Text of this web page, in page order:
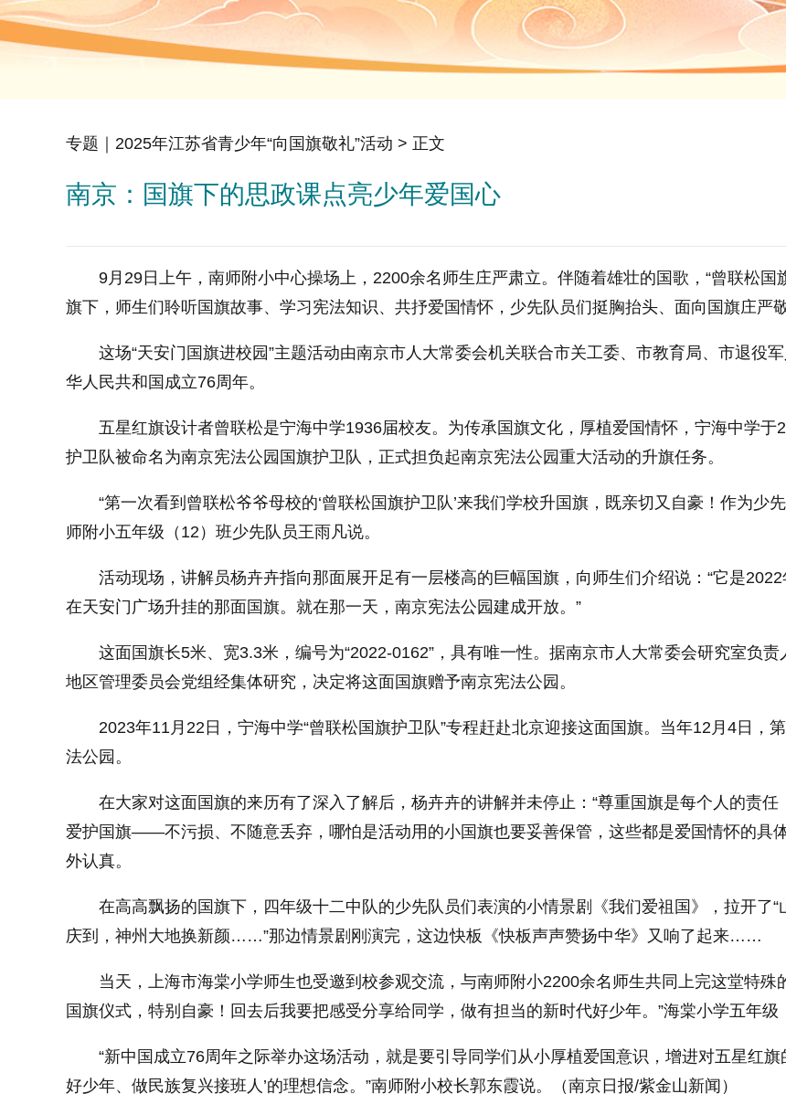
专题｜2025年江苏省青少年“向国旗敬礼”活动 > 正文
南京：国旗下的思政课点亮少年爱国心
9月29日上午，南师附小中心操场上，2200余名师生庄严肃立。伴随着雄壮的国歌，“曾联松
旗下，师生们聆听国旗故事、学习宪法知识、共抒爱国情怀，少先队员们挺胸抬头、面向国旗庄严敬
这场“天安门国旗进校园”主题活动由南京市人大常委会机关联合市关工委、市教育局、市退役
华人民共和国成立76周年。
五星红旗设计者曾联松是宁海中学1936届校友。为传承国旗文化，厚植爱国情怀，宁海中学于
护卫队被命名为南京宪法公园国旗护卫队，正式担负起南京宪法公园重大活动的升旗任务。
“第一次看到曾联松爷爷母校的‘曾联松国旗护卫队’来我们学校升国旗，既亲切又自豪！作为少
师附小五年级（12）班少先队员王雨凡说。
活动现场，讲解员杨卉卉指向那面展开足有一层楼高的巨幅国旗，向师生们介绍说：“它是
在天安门广场升挂的那面国旗。就在那一天，南京宪法公园建成开放。”
这面国旗长5米、宽3.3米，编号为“2022-0162”，具有唯一性。据南京市人大常委会研究室负
地区管理委员会党组经集体研究，决定将这面国旗赠予南京宪法公园。
2023年11月22日，宁海中学“曾联松国旗护卫队”专程赶赴北京迎接这面国旗。当年12月4日，
法公园。
在大家对这面国旗的来历有了深入了解后，杨卉卉的讲解并未停止：“尊重国旗是每个人的责
爱护国旗——不污损、不随意丢弃，哪怕是活动用的小国旗也要妥善保管，这些都是爱国情怀的具
外认真。
在高高飘扬的国旗下，四年级十二中队的少先队员们表演的小情景剧《我们爱祖国》，拉开了“
庆到，神州大地换新颜……”那边情景剧刚演完，这边快板《快板声声赞扬中华》又响了起来……
当天，上海市海棠小学师生也受邀到校参观交流，与南师附小2200余名师生共同上完这堂特
国旗仪式，特别自豪！回去后我要把感受分享给同学，做有担当的新时代好少年。”海棠小学五年级
“新中国成立76周年之际举办这场活动，就是要引导同学们从小厚植爱国意识，增进对五星红
好少年、做民族复兴接班人’的理想信念。”南师附小校长郭东霞说。（南京日报/紫金山新闻）